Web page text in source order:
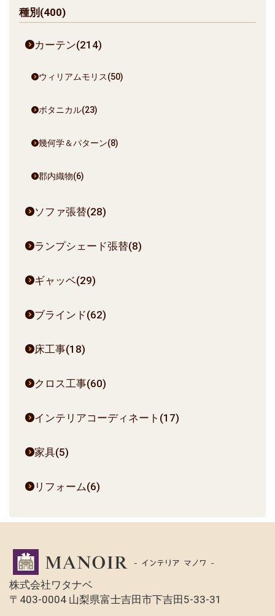
種別(400)
カーテン(214)
ウィリアムモリス(50)
ボタニカル(23)
幾何学＆パターン(8)
郡内織物(6)
ソファ張替(28)
ランプシェード張替(8)
ギャッベ(29)
ブラインド(62)
床工事(18)
クロス工事(60)
インテリアコーディネート(17)
家具(5)
リフォーム(6)
株式会社ワタナベ
〒403-0004 山梨県富士吉田市下吉田5-33-31